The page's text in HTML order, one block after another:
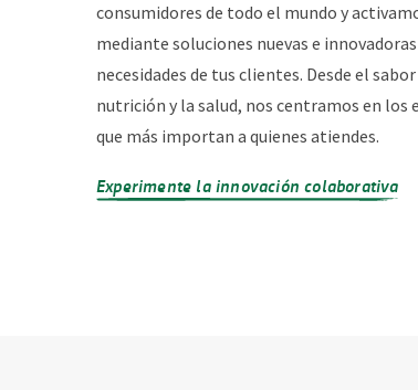
consumidores de todo el mundo y
mediante soluciones nuevas e
necesidades de tus clientes. Desde el
nutrición y la salud, nos centramos en
que más importan a quienes atiendes.
Experimente la innovación colaborativa